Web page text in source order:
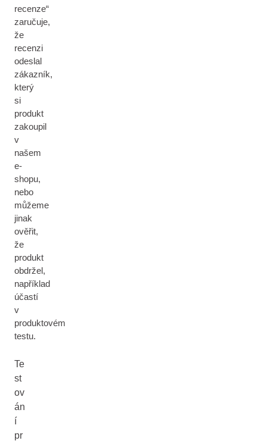
recenze“
zaručuje,
že
recenzi
odeslal
zákazník,
který
si
produkt
zakoupil
v
našem
e-
shopu,
nebo
můžeme
jinak
ověřit,
že
produkt
obdržel,
například
účastí
v
produktovém
testu.
Te
st
ov
án
í
pr